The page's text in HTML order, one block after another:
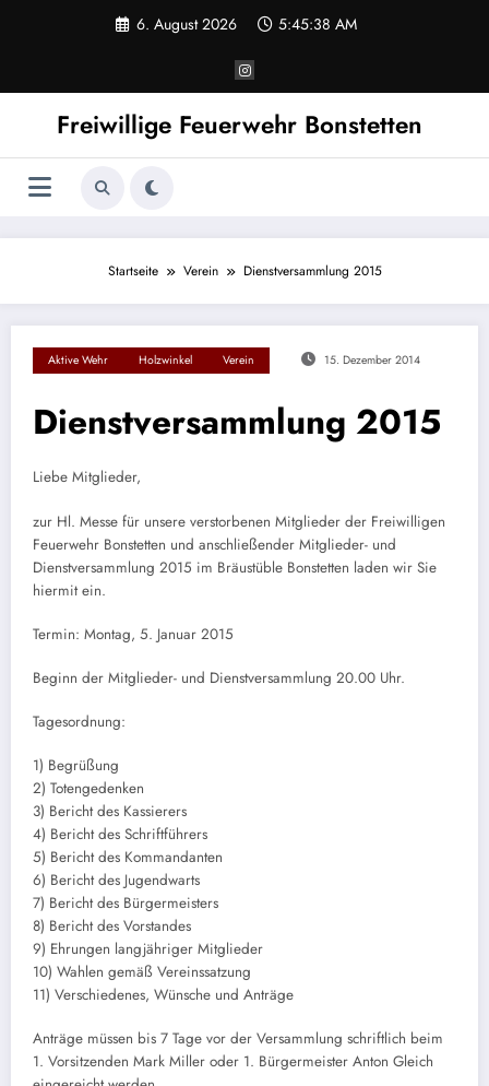
6. August 2026 5:45:38 AM
Freiwillige Feuerwehr Bonstetten
Startseite Verein Dienstversammlung 2015
Aktive Wehr Holzwinkel Verein 15. Dezember 2014
Dienstversammlung 2015
Liebe Mitglieder,
zur Hl. Messe für unsere verstorbenen Mitglieder der Freiwilligen
Feuerwehr Bonstetten und anschließender Mitglieder- und
Dienstversammlung 2015 im Bräustüble Bonstetten laden wir Sie
hiermit ein.
Termin: Montag, 5. Januar 2015
Beginn der Mitglieder- und Dienstversammlung 20.00 Uhr.
Tagesordnung:
1) Begrüßung
2) Totengedenken
3) Bericht des Kassierers
4) Bericht des Schriftführers
5) Bericht des Kommandanten
6) Bericht des Jugendwarts
7) Bericht des Bürgermeisters
8) Bericht des Vorstandes
9) Ehrungen langjähriger Mitglieder
10) Wahlen gemäß Vereinssatzung
11) Verschiedenes, Wünsche und Anträge
Anträge müssen bis 7 Tage vor der Versammlung schriftlich beim
1. Vorsitzenden Mark Miller oder 1. Bürgermeister Anton Gleich